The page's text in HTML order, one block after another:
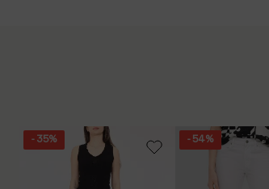
- 35% - 54%